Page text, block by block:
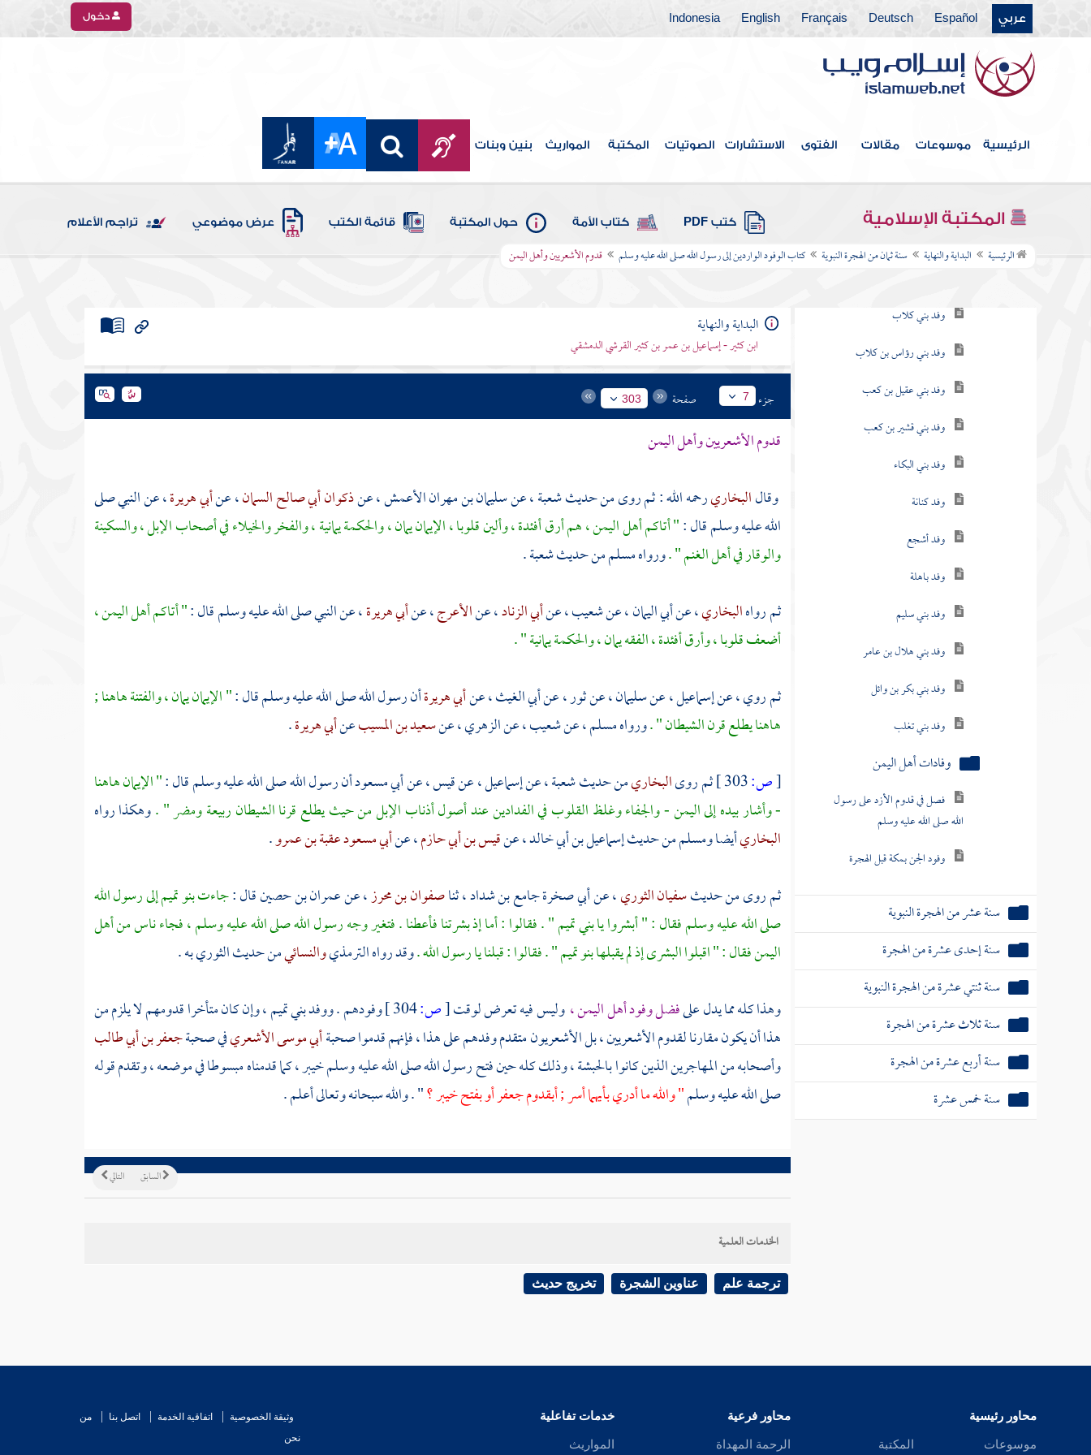
عربي Español
Deutsch
Français
English
Indonesia دخول
الرئيسية موسوعات مقالات الفتوى الاستشارات الصوتيات المكتبة المواريث بنين وبنات
المكتبة الإسلامية كتب PDF كتاب الأمة حول المكتبة قائمة الكتب عرض موضوعي تراجم الأعلام
الرئيسية البداية والنهاية سنة ثمان من الهجرة النبوية كتاب الوفود الواردين إلى رسول الله صلى الله عليه وسلم قدوم الأشعريين وأهل اليمن
وفد بني أسد
وفد بني عبس
وفد بني مرة
وفد بني محارب
وفد بني كلاب
وفد باهلة
فصل في قدوم الأزد على رسول
الله صلى الله عليه وسلم
وفود الجن بمكة قبل الهجرة
سنة عشر من الهجرة النبوية
سنة إحدى عشرة من الهجرة
سنة ثنتي عشرة من الهجرة النبوية
سنة ثلاث عشرة من الهجرة
سنة أربع عشرة من الهجرة
سنة خمس عشرة
ثم دخلت سنة ست عشرة
ثم دخلت سنة سبع عشرة
ثم دخلت سنة خمس وعشرين
البداية والنهاية
ابن كثير - إسماعيل بن عمر بن كثير القرشي الدمشقي
جزء 7 صفحة 303
قدومالأشعريينوأهلاليمن
وقالالبخاريرحمه الله : ثم روى من حديثشعبة، عنسليمان بن مهران الأعمش، عنذكوان أبي صالح السمان، عنأبي هريرة، عن النبي صلى
الله عليه وسلم قال :" أتاكم أهلاليمن ،هم أرق أفئدة ، وألين قلوبا ، الإيمان يمان ، والحكمة يمانية ، والفخر والخيلاء في أصحاب الإبل ، والسكينة
والوقار في أهل الغنم " .ورواهمسلممن حديثشعبة.
ثم رواهالبخاري، عنأبي اليمان، عنشعيب، عنأبي الزناد، عنالأعرج، عنأبي هريرة، عن النبي صلى الله عليه وسلم قال :" أتاكم أهل اليمن ،
أضعف قلوبا ، وأرق أفئدة ، الفقه يمان ، والحكمة يمانية " .
ثم روي ، عنإسماعيل، عنسليمان، عنثور، عنأبي الغيث، عنأبي هريرةأن رسول الله صلى الله عليه وسلم قال :" الإيمان يمان ، والفتنة هاهنا ;
هاهنا يطلع قرن الشيطان " .ورواهمسلم، عنشعيب، عنالزهري، عنسعيد بن المسيبعنأبي هريرة.
[ص: ثم روىالبخاريمن حديثشعبة، عنإسماعيل، عنقيس، عنأبي مسعودأن رسول الله صلى الله عليه وسلم قال :" الإيمان هاهنا
- وأشار بيده إلىاليمن- والجفاء وغلظ القلوب في الفدادين عند أصول أذناب الإبل من حيث يطلع قرنا الشيطان ربيعة ومضر " .وهكذا رواه
البخاريأيضاومسلممن حديثإسماعيل بن أبي خالد، عنقيس بن أبي حازم، عنأبي مسعود عقبة بن عمرو.
ثم روى من حديثسفيان الثوري، عنأبي صخرة جامع بن شداد، ثناصفوان بن محرز، عنعمران بن حصينقال :جاءتبنو تميمإلى رسول الله
صلى الله عليه وسلم فقال : " أبشروا يابني تميم" . فقالوا : أما إذ بشرتنا فأعطنا . فتغير وجه رسول الله صلى الله عليه وسلم ، فجاء ناس من أهل
اليمنفقال : " اقبلوا البشرى إذ لم يقبلهابنو تميم" . فقالوا : قبلنا يا رسول الله .وقد رواهالترمذيوالنسائيمن حديثالثوريبه .
وهذا كله مما يدل علىفضل وفود أهلاليمن ،وليس فيه تعرض لوقت[ص: وفودهم . ووفدبني تميم ،وإن كان متأخرا قدومهم لا يلزم من
هذا أن يكون مقارنا لقدومالأشعريين ،بلالأشعريونمتقدم وفدهم على هذا ، فإنهم قدموا صحبةأبي موسى الأشعريفي صحبةجعفر بن أبي طالب
وأصحابه منالمهاجرينالذين كانوابالحبشة ،وذلك كله حين فتح رسول الله صلى الله عليه وسلمخيبر، كما قدمناه مبسوطا في موضعه ، وتقدم قوله
صلى الله عليه وسلم" والله ما أدري بأيهما أسر ; أبقدومجعفرأو بفتحخيبر؟" . والله سبحانه وتعالى أعلم .
التالي السابق
الخدمات العلمية
ترجمة علم عناوين الشجرة تخريج حديث
محاور رئيسية
موسوعات المكتبة
محاور فرعية
الرحمة المهداة
خدمات تفاعلية
المواريث
وثيقة الخصوصية اتفاقية الخدمة اتصل بنا
من
نحن